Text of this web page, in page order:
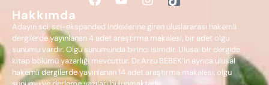
Hakkımda
Adayın sci, sci-ekspanded indexleri̇ne gi̇ren uluslararası hakemli
dergilerde yayınlanan 4 adet araştırma makalesi, bir adet olgu
sunumu vardır. Olgu sunumunda birinci isimdir. Ulusal bir dergide
kitap bölümü yazarlığı mevcuttur. Dr.Arzu BEBEK’in ayrıca ulusal
hakemli dergilerde yayınlanan 14 adet araştırma makalesi, olgu